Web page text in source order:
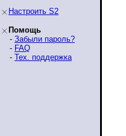
Настроить S2
Помощь
- Забыли пароль?
- FAQ
- Тех. поддержка